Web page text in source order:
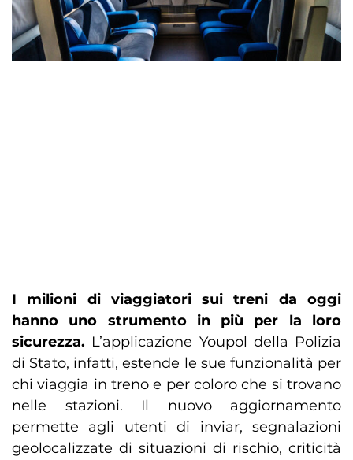
I milioni di viaggiatori sui treni da oggi
hanno uno strumento in più per la loro
sicurezza. L’applicazione Youpol della Polizia
di Stato, infatti, estende le sue funzionalità per
chi viaggia in treno e per coloro che si trovano
nelle stazioni. Il nuovo aggiornamento
permette agli utenti di inviar, segnalazioni
geolocalizzate di situazioni di rischio, criticità